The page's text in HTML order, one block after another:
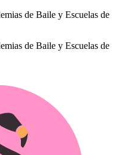
de Baile y Escuelas de
de Baile y Escuelas de